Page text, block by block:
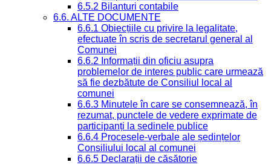
6.5.2 Bilanturi contabile
6.6. ALTE DOCUMENTE
6.6.1 Obiecțiile cu privire la legalitate,
efectuate în scris de secretarul general al
Comunei
6.6.2 Informații din oficiu asupra
problemelor de interes public care urmează
să fie dezbătute de Consiliul local al
comunei
6.6.3 Minutele în care se consemnează, în
rezumat, punctele de vedere exprimate de
participanți la ședinele publice
6.6.4 Procesele-verbale ale ședințelor
Consiliului local al comunei
6.6.5 Declarații de căsătorie